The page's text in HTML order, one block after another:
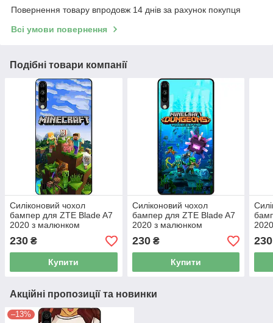
Повернення товару впродовж 14 днів за рахунок покупця
Всі умови повернення
Подібні товари компанії
Силіконовий чохол
бампер для ZTE Blade A7
2020 з малюнком
Minecraft Майнкрафт
230 ₴
Купити
Силіконовий чохол
бампер для ZTE Blade A7
2020 з малюнком
Майнкрафт Minecraft
230₴
Купити
230
Акційні пропозиції та новинки
–13%